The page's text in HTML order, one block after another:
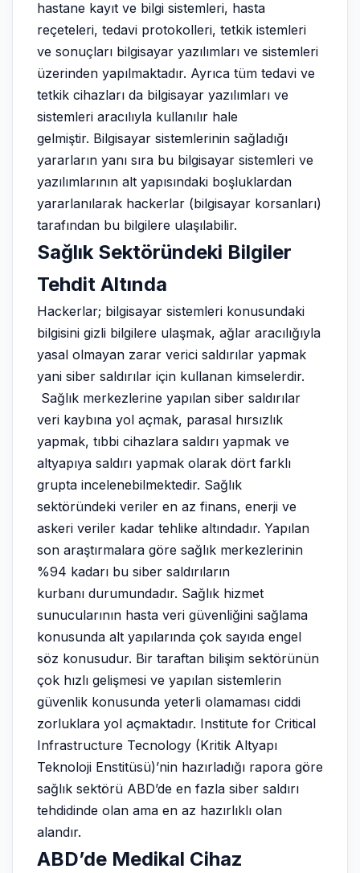
hastane kayıt ve bilgi sistemleri, hasta
reçeteleri, tedavi protokolleri, tetkik istemleri
ve sonuçları bilgisayar yazılımları ve sistemleri
üzerinden yapılmaktadır. Ayrıca tüm tedavi ve
tetkik cihazları da bilgisayar yazılımları ve
sistemleri aracılıyla kullanılır hale
gelmiştir. Bilgisayar sistemlerinin sağladığı
yararların yanı sıra bu bilgisayar sistemleri ve
yazılımlarının alt yapısındaki boşluklardan
yararlanılarak hackerlar (bilgisayar korsanları)
tarafından bu bilgilere ulaşılabilir.
Sağlık Sektöründeki Bilgiler
Tehdit Altında
Hackerlar; bilgisayar sistemleri konusundaki
bilgisini gizli bilgilere ulaşmak, ağlar aracılığıyla
yasal olmayan zarar verici saldırılar yapmak
yani siber saldırılar için kullanan kimselerdir.
Sağlık merkezlerine yapılan siber saldırılar
veri kaybına yol açmak, parasal hırsızlık
yapmak, tıbbi cihazlara saldırı yapmak ve
altyapıya saldırı yapmak olarak dört farklı
grupta incelenebilmektedir. Sağlık
sektöründeki veriler en az finans, enerji ve
askeri veriler kadar tehlike altındadır. Yapılan
son araştırmalara göre sağlık merkezlerinin
%94 kadarı bu siber saldırıların
kurbanı durumundadır. Sağlık hizmet
sunucularının hasta veri güvenliğini sağlama
konusunda alt yapılarında çok sayıda engel
söz konusudur. Bir taraftan bilişim sektörünün
çok hızlı gelişmesi ve yapılan sistemlerin
güvenlik konusunda yeterli olamaması ciddi
zorluklara yol açmaktadır. Institute for Critical
Infrastructure Tecnology (Kritik Altyapı
Teknoloji Enstitüsü)’nin hazırladığı rapora göre
sağlık sektörü ABD’de en fazla siber saldırı
tehdidinde olan ama en az hazırlıklı olan
alandır.
ABD’de Medikal Cihaz